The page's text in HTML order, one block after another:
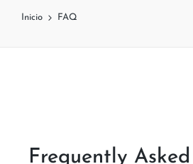
Inicio FAQ
Frequently Asked